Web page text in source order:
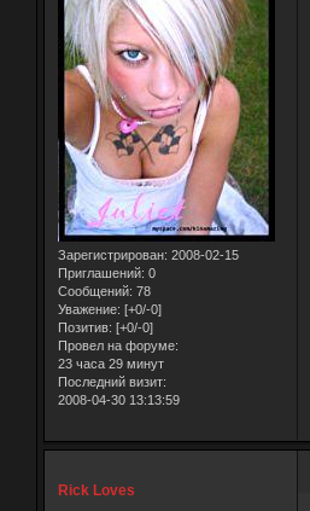
Зарегистрирован: 2008-02-15
Приглашений: 0
Сообщений: 78
Уважение: [+0/-0]
Позитив: [+0/-0]
Провел на форуме:
23 часа 29 минут
Последний визит:
2008-04-30 13:13:59
Rick Loves